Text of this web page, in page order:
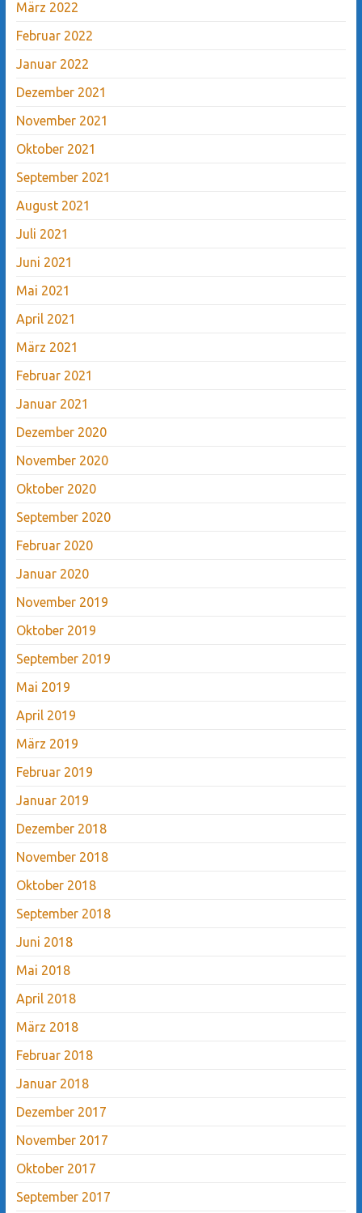
März 2022
Februar 2022
Januar 2022
Dezember 2021
November 2021
Oktober 2021
September 2021
August 2021
Juli 2021
Juni 2021
Mai 2021
April 2021
März 2021
Februar 2021
Januar 2021
Dezember 2020
November 2020
Oktober 2020
September 2020
Februar 2020
Januar 2020
November 2019
Oktober 2019
September 2019
Mai 2019
April 2019
März 2019
Februar 2019
Januar 2019
Dezember 2018
November 2018
Oktober 2018
September 2018
Juni 2018
Mai 2018
April 2018
März 2018
Februar 2018
Januar 2018
Dezember 2017
November 2017
Oktober 2017
September 2017